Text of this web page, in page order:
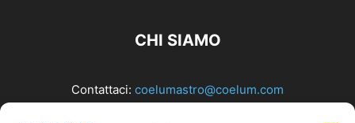
CHI SIAMO
Contattaci: coelumastro@coelum.com